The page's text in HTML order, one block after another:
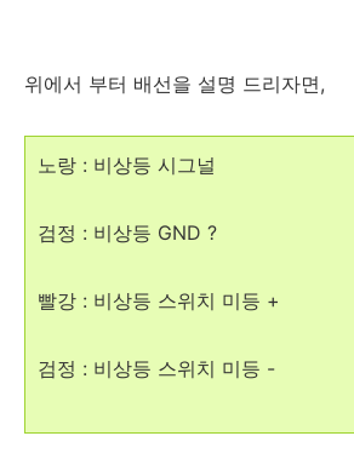
위에서 부터 배선을 설명 드리자면,
노랑 : 비상등 시그널
검정 : 비상등 GND ?
빨강 : 비상등 스위치 미등 +
검정 : 비상등 스위치 미등 -